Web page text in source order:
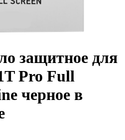
защитное для
Pro Full
черное в